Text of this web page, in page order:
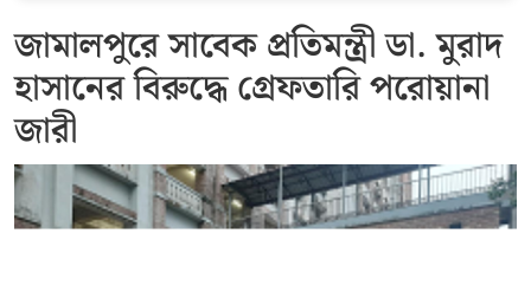
জামালপুরে সাবেক প্রতিমন্ত্রী ডা. মুরাদ
হাসানের বিরুদ্ধে গ্রেফতারি পরোয়ানা
জারী